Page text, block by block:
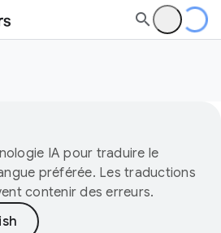
IA pour traduire le
préférée. Les traductions
contenir des erreurs.